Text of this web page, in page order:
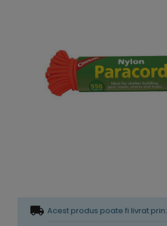
Acest produs poate fi livrat prin: